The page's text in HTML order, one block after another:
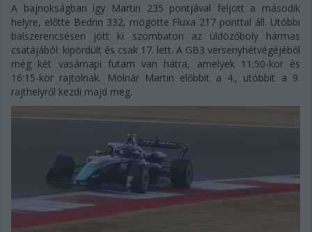
A bajnokságban így Martin 235 pontjával feljött a második
helyre, előtte Bedrin 332, mögötte Fluxa 217 ponttal áll. Utóbbi
balszerencsésen jött ki szombaton az üldözőboly hármas
csatájából: kipördült és csak 17. lett. A GB3 versenyhétvégéjéből
még két vasárnapi futam van hátra, amelyek 11:50-kor és
16:15-kor rajtolnak. Molnár Martin előbbit a 4., utóbbit a 9.
rajthelyről kezdi majd meg.